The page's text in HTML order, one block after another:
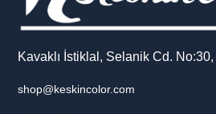
Kavaklı İstiklal, Selanik Cd.
shop@keskincolor.com